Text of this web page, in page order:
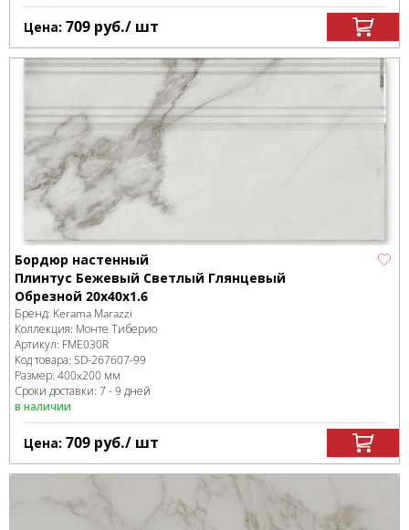
Цена: 709 руб./ шт
Бордюр настенный
Плинтус Бежевый Светлый Глянцевый
Обрезной 20x40x1.6
Бренд: Kerama Marazzi
Коллекция: Монте Тиберио
Артикул: FME030R
Код товара: SD-267607-99
Размер: 400x200 мм
Сроки доставки: 7 - 9 дней
в наличии
Цена: 709 руб./ шт